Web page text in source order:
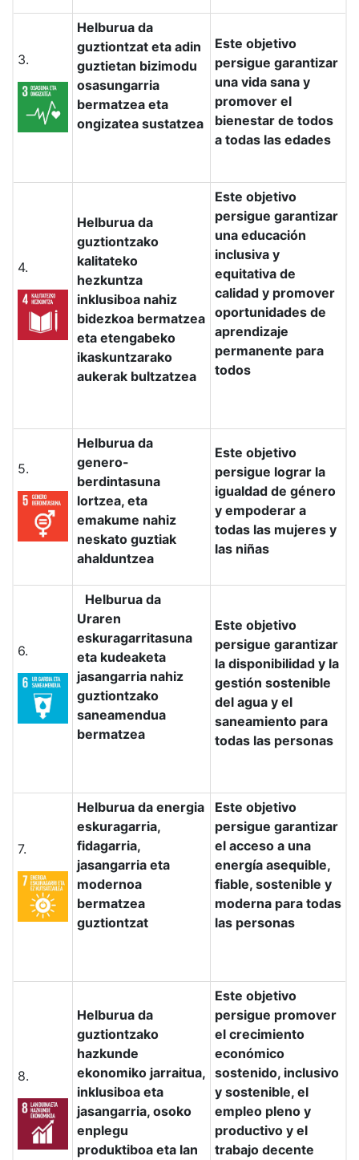
3.
Helburua da
guztiontzat eta adin
guztietan bizimodu
osasungarria
bermatzea eta
ongizatea sustatzea
Este objetivo
persigue garantizar
una vida sana y
promover el
bienestar de todos
a todas las edades
4.
Helburua da
guztiontzako
kalitateko
hezkuntza
inklusiboa nahiz
bidezkoa bermatzea
eta etengabeko
ikaskuntzarako
aukerak bultzatzea
Este objetivo
persigue garantizar
una educación
inclusiva y
equitativa de
calidad y promover
oportunidades de
aprendizaje
permanente para
todos
5.
Helburua da
genero-
berdintasuna
lortzea, eta
emakume nahiz
neskato guztiak
ahalduntzea
Este objetivo
persigue lograr la
igualdad de género
y empoderar a
todas las mujeres y
las niñas
6.
Helburua da
Uraren
eskuragarritasuna
eta kudeaketa
jasangarria nahiz
guztiontzako
saneamendua
bermatzea
Este objetivo
persigue garantizar
la disponibilidad y la
gestión sostenible
del agua y el
saneamiento para
todas las personas
7.
Helburua da energia
eskuragarria,
fidagarria,
jasangarria eta
modernoa
bermatzea
guztiontzat
Este objetivo
persigue garantizar
el acceso a una
energía asequible,
fiable, sostenible y
moderna para todas
las personas
8.
Helburua da
guztiontzako
hazkunde
ekonomiko jarraitua,
inklusiboa eta
jasangarria, osoko
enplegu
produktiboa eta lan
Este objetivo
persigue promover
el crecimiento
económico
sostenido, inclusivo
y sostenible, el
empleo pleno y
productivo y el
trabajo decente